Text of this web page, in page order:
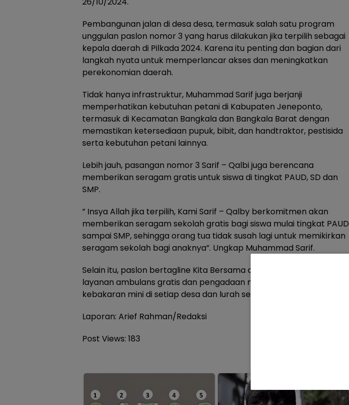
Pembangunan jalan di desa desa, termasuk salah satu program
unggulan paslon nomor 3 yang harus dilakukan jika terpilih sebagai
kepala daerah di Pilkada 2024. Karena itu penting dan bagian dari
langkah nyata untuk memperlancar akses dan meningkatkan
perekonomian daerah.
Tidak hanya infrastruktur, Muhammad Sarif juga berjanji
memperhatikan kebutuhan petani di Kabupaten Jeneponto,
termasuk di Kecamatan Bangkala dan Bangkala Barat dengan
memastikan ketersediaan pupuk, bibit, dan handtraktor, pestisida
serta kebutuhan petani lainnya.
Lebih jauh, pasangan nomor 3 Sarif – Qalbi juga berencana
memberikan seragam gratis untuk siswa di tingkat PAUD, SD dan
SMP.
” Insya Allah jika terpilih, Kami Sarif – Qalby berkomitmen akan
memberikan seragam sekolah gratis bagi siswa mulai tingkat PAUD
sampai SMP, sehingga orang tua tidak susah lagi untuk memikirkan
seragam sekolah bagi anaknya”. Ungkap Muhammad Sarif.
Selain itu, paslon bertagline Kita Bersama akan memberikan
layanan ambulans gratis dan pengadaan mobil pemadam
kebakaran mini di setiap desa dan lurah serta kecamatan.
Laporan: Arief Rahman/Redaksi
Post Views: 183